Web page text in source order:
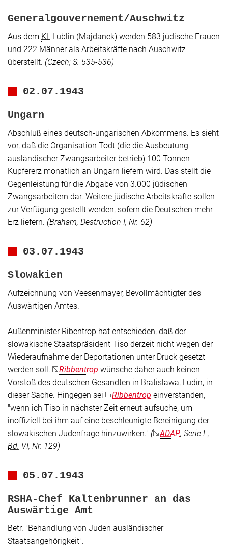
Generalgouvernement/Auschwitz
Aus dem KL Lublin (Majdanek) werden 583 jüdische Frauen
und 222 Männer als Arbeitskräfte nach Auschwitz
überstellt. (Czech; S. 535-536)
02.07.1943
Ungarn
Abschluß eines deutsch-ungarischen Abkommens. Es sieht
vor, daß die Organisation Todt (die die Ausbeutung
ausländischer Zwangsarbeiter betrieb) 100 Tonnen
Kupfererz monatlich an Ungarn liefern wird. Das stellt die
Gegenleistung für die Abgabe von 3.000 jüdischen
Zwangsarbeitern dar. Weitere jüdische Arbeitskräfte sollen
zur Verfügung gestellt werden, sofern die Deutschen mehr
Erz liefern. (Braham, Destruction I, Nr. 62)
03.07.1943
Slowakien
Aufzeichnung von Veesenmayer, Bevollmächtigter des
Auswärtigen Amtes.
Außenminister Ribentrop hat entschieden, daß der
slowakische Staatspräsident Tiso derzeit nicht wegen der
Wiederaufnahme der Deportationen unter Druck gesetzt
werden soll.
Ribbentrop wünsche daher auch keinen
Vorstoß des deutschen Gesandten in Bratislawa, Ludin, in
dieser Sache. Hingegen sei
Ribbentrop einverstanden,
"wenn ich Tiso in nächster Zeit erneut aufsuche, um
inoffiziell bei ihm auf eine beschleunigte Bereinigung der
slowakischen Judenfrage hinzuwirken." ( ADAP, Serie E,
Bd. VI, Nr. 129)
05.07.1943
RSHA-Chef Kaltenbrunner an das
Auswärtige Amt
Betr. "Behandlung von Juden ausländischer
Staatsangehörigkeit".